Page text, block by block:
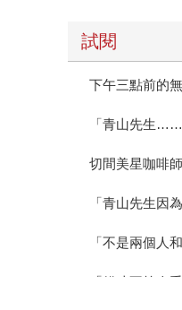
試閱
下午三點前的
「青山先生……
切間美星咖啡
「青山先生因
「不是兩個人
「貓才不算人